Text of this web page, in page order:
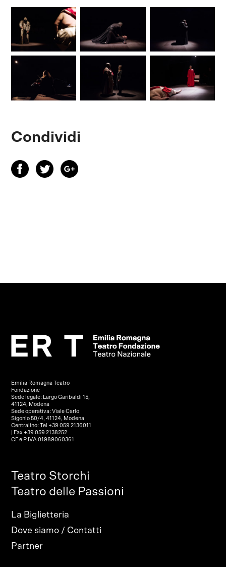
Condividi
Emilia Romagna Teatro
Fondazione
Sede legale: Largo Garibaldi 15,
41124, Modena
Sede operativa: Viale Carlo
Sigonio 50/4, 41124, Modena
Centralino: Tel +39 059 2136011
| Fax +39 059 2138252
CF e P.IVA 01989060361
Teatro Storchi
Teatro delle Passioni
La Biglietteria
Dove siamo / Contatti
Partner